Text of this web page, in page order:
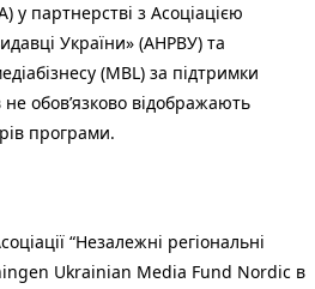
у партнерстві з Асоціацією
України» (АНРВУ) та
(MBL) за підтримки
не обов’язково відображають
програми.
“Незалежні регіональні
Ukrainian Media Fund Nordic в